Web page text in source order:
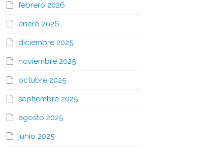
febrero 2026
enero 2026
diciembre 2025
noviembre 2025
octubre 2025
septiembre 2025
agosto 2025
junio 2025